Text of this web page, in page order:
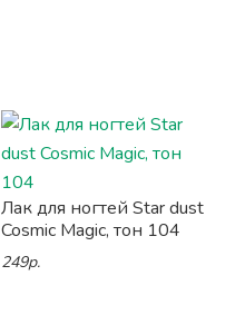
Лак для ногтей Star dust
Cosmic Magic, тон 104
249р.